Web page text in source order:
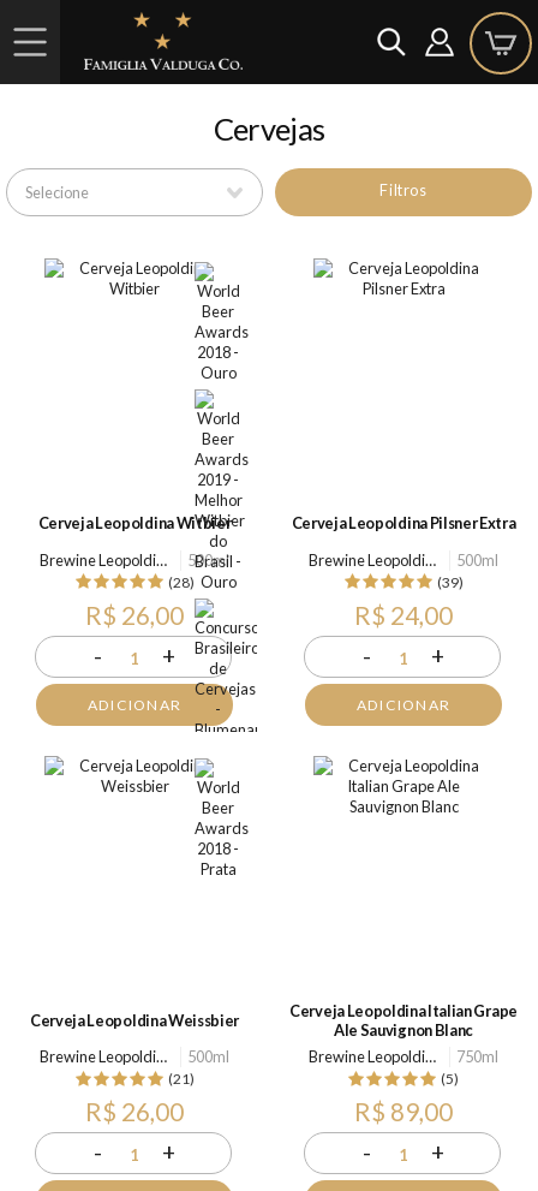
Cervejas
Filtros
Cerveja Leopoldina Witbier
Brewine Leopoldina
500ml
(28)
R$ 26,00
- 1 +
ADICIONAR
Cerveja Leopoldina Pilsner Extra
Brewine Leopoldina
500ml
(39)
R$ 24,00
- 1 +
ADICIONAR
Cerveja Leopoldina Weissbier
Brewine Leopoldina
500ml
(21)
R$ 26,00
- 1 +
Cerveja Leopoldina Italian Grape
Ale Sauvignon Blanc
Brewine Leopoldina
750ml
(5)
R$ 89,00
- 1 +